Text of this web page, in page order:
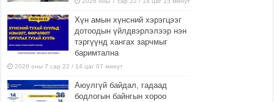
Хүн амын хүнсний хэрэгцээг
дотоодын үйлдвэрлэлээр нэн
тэргүүнд хангах зарчмыг
баримтална
2026 оны 7 сар 22 / 14 цаг 07 минут
Аюулгүй байдал, гадаад
бодлогын байнгын хороо